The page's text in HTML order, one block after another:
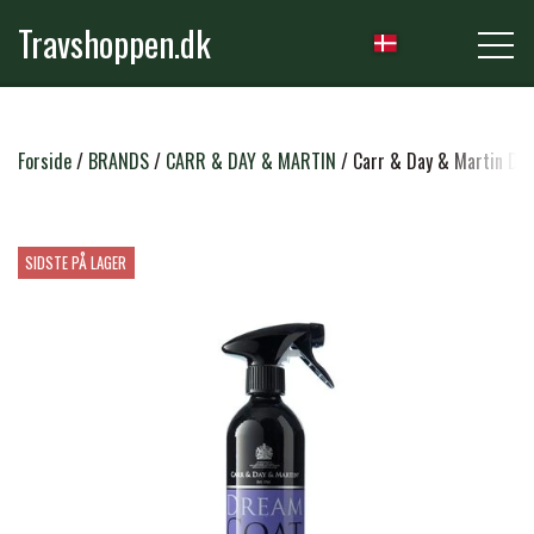
Travshoppen.dk
NYHEDER
GRIMER & TRÆKTOVE
TRENSER & TILBEHØR
SADLER & TILBEHØR
RYTTER
RIDEBUKSER & LEGGINS
TRØJER, BLUSER & T-SHIRTS
PLEJE & STALD
STRIGLER & TILBEHØR
Forside BRANDS CARR & DAY & MARTIN Carr & Day & Martin
SIDSTE PÅ LAGER